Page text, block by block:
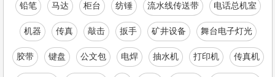
铅笔 马达 柜台 纺锤 流水线传送带 电话总机室
机器 传真 敲击 扳手 矿井设备 舞台电子灯光
胶带 键盘 公文包 电焊 抽水机 打印机 传真机